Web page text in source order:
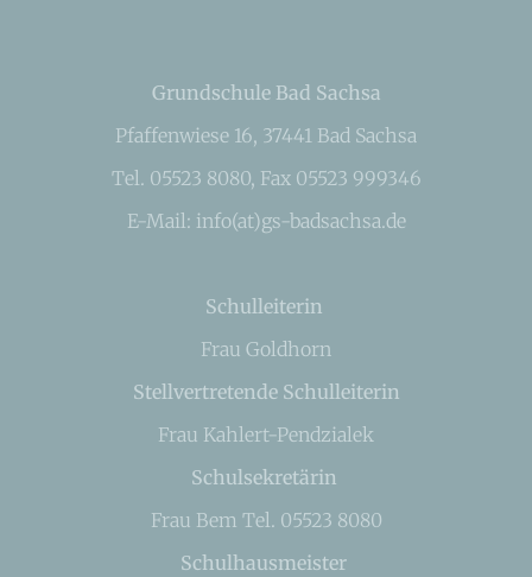
Grundschule Bad Sachsa
Pfaffenwiese 16, 37441 Bad Sachsa
Tel. 05523 8080, Fax 05523 999346
E-Mail: info(at)gs-badsachsa.de
Schulleiterin
Frau Goldhorn
Stellvertretende Schulleiterin
Frau Kahlert-Pendzialek
Schulsekretärin
Frau Bem Tel. 05523 8080
Schulhausmeister